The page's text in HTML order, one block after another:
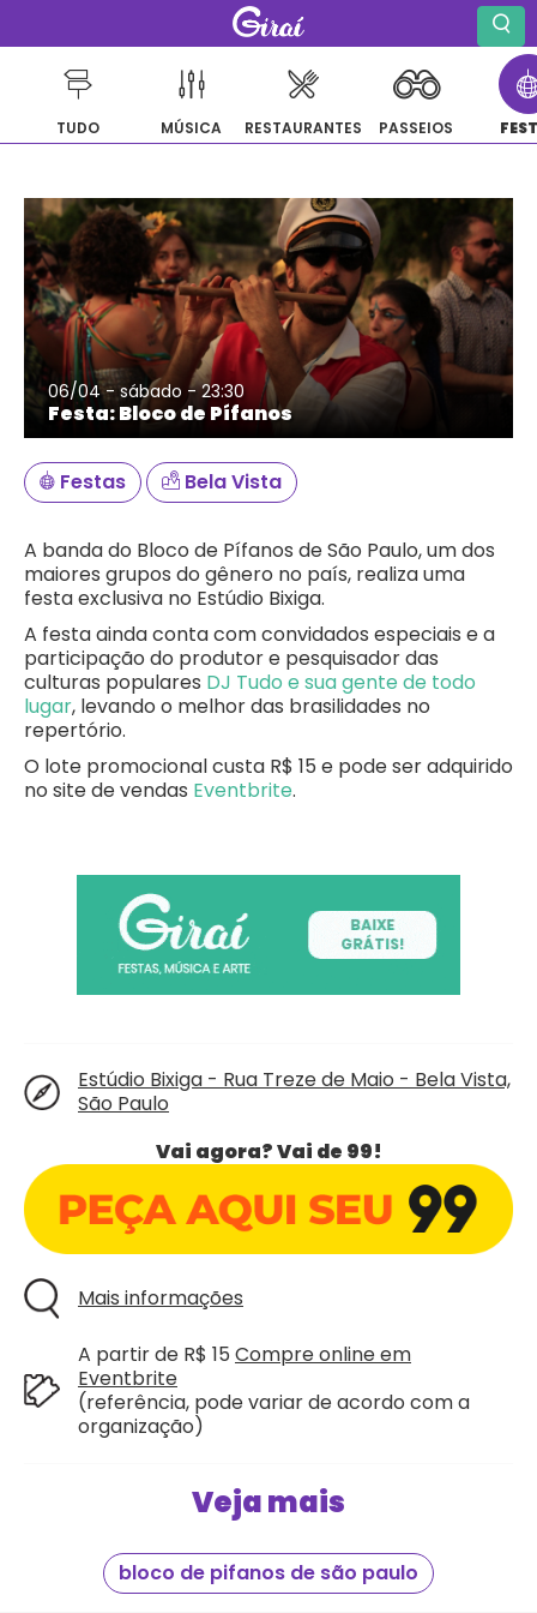
para
o
conteúdo
TUDO MÚSICA RESTAURANTES PASSEIOS
06/04 - sábado - 23:30
Festa: Bloco de Pífanos
Festas Bela Vista
A banda do Bloco de Pífanos de São Paulo, um dos
maiores grupos do gênero no país, realiza uma
festa exclusiva no Estúdio Bixiga.
A festa ainda conta com convidados especiais e a
participação do produtor e pesquisador das
culturas populares DJ Tudo e sua gente de todo
lugar, levando o melhor das brasilidades no
repertório.
O lote promocional custa R$ 15 e pode ser adquirido
no site de vendas Eventbrite.
Estúdio Bixiga - Rua Treze de Maio - Bela Vista,
São Paulo
Vai agora? Vai de 99!
Mais informações
A partir de R$ 15 Compre online em
Eventbrite
(referência, pode variar de acordo com a
organização)
Veja mais
bloco de pifanos de são paulo